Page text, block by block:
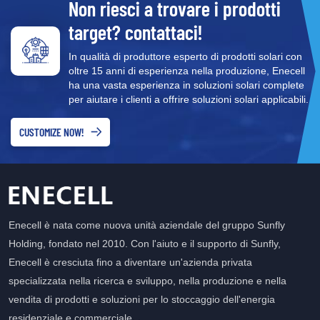
accumulo di energia svolgono un ruolo cruciale: immagazzinano
un'energia solare in eccesso durante il giorno e lo rilasciano di
notte o durante le ore di punta. Ciò migliora l'utilizzo dell'energia
riducendo al contempo la dipendenza dalla rete elettrica. In
questa tendenza, il Batteria di conservazione dell'energia di litio
ionici impilabile da 48 V è diventata una scelta ideale per molti
proprietari di case. Questa batteria si integra perfettamente con i
sistemi fotovoltaici solari, consentendo agli utenti di massimizzare
l'uso di energia verde, ridurre i costi di elettricità e migliorare la
stabilità dell'alimentazione. Vantaggi e applicazioni di batterie agli
di energia, le batterie agli ioni di litio impilabili offrono vantaggi
commerciali e industriali. 1. alta densità di energia per una
maggiore efficienza domesticaRispetto alle batterie al piombo-
acido, le batterie impilabili agli ioni di litio hanno una densità di
energia molto più elevata. Ad esempio, il Batteria LifePO4
impilabile da 51,2 V Utilizza cellule di fosfato di ferro al litio
Non riesci a trovare i prodotti
target? contattaci!
In qualità di produttore esperto di prodotti solari con
oltre 15 anni di esperienza nella produzione, Enecell
ha una vasta esperienza in soluzioni solari complete
per aiutare i clienti a offrire soluzioni solari applicabili.
CUSTOMIZE NOW!
Enecell è nata come nuova unità aziendale del gruppo Sunfly
Holding, fondato nel 2010. Con l'aiuto e il supporto di Sunfly,
Enecell è cresciuta fino a diventare un'azienda privata
specializzata nella ricerca e sviluppo, nella produzione e nella
vendita di prodotti e soluzioni per lo stoccaggio dell'energia